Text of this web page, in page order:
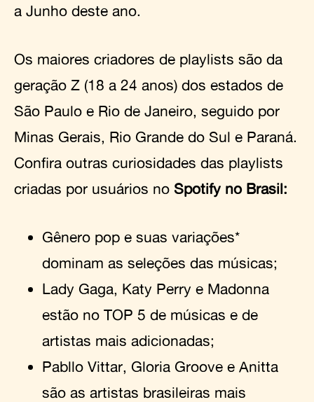
a Junho deste ano.
Os maiores criadores de playlists são da
geração Z (18 a 24 anos) dos estados de
São Paulo e Rio de Janeiro, seguido por
Minas Gerais, Rio Grande do Sul e Paraná.
Confira outras curiosidades das playlists
criadas por usuários no Spotify no Brasil:
Gênero pop e suas variações*
dominam as seleções das músicas;
Lady Gaga, Katy Perry e Madonna
estão no TOP 5 de músicas e de
artistas mais adicionadas;
Pabllo Vittar, Gloria Groove e Anitta
são as artistas brasileiras mais